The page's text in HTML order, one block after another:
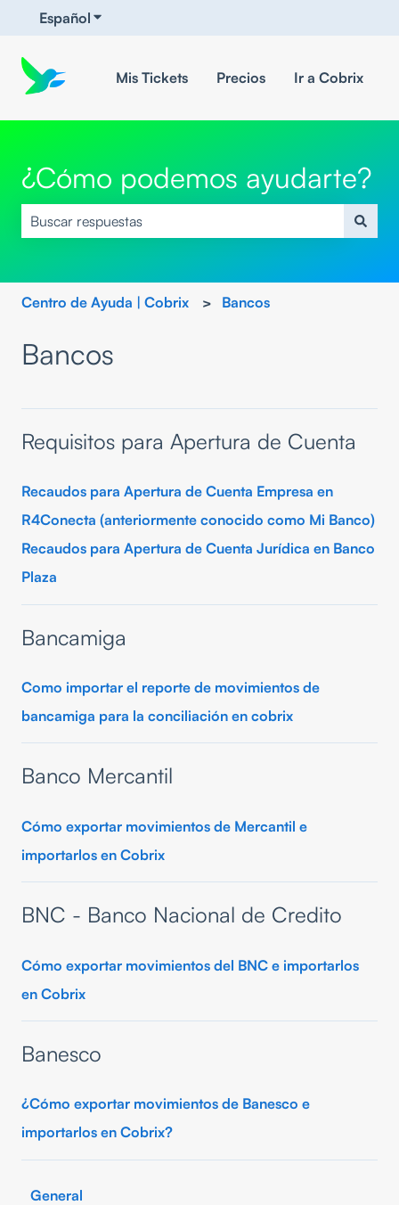
Español Traducciones de Mostrar submenú de
Mis Tickets Precios Ir a Cobrix
¿Cómo podemos ayudarte?
Centro de Ayuda | Cobrix Bancos
Bancos
Requisitos para Apertura de Cuenta
Recaudos para Apertura de Cuenta Empresa en
R4Conecta (anteriormente conocido como Mi Banco)
Recaudos para Apertura de Cuenta Jurídica en Banco
Plaza
Bancamiga
Como importar el reporte de movimientos de
bancamiga para la conciliación en cobrix
Banco Mercantil
Cómo exportar movimientos de Mercantil e
importarlos en Cobrix
BNC - Banco Nacional de Credito
Cómo exportar movimientos del BNC e importarlos
en Cobrix
Banesco
¿Cómo exportar movimientos de Banesco e
importarlos en Cobrix?
General